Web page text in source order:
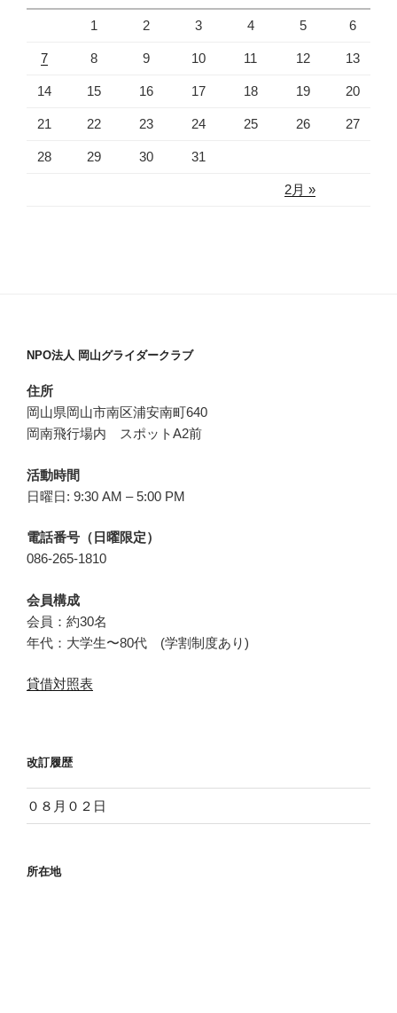
2月 »
1 2 3 4 5 6
7 8 9 10 11 12 13
14 15 16 17 18 19 20
21 22 23 24 25 26 27
28 29 30 31
NPO法人 岡山グライダークラブ
住所
岡山県岡山市南区浦安南町640
岡南飛行場内 スポットA2前
活動時間
日曜日: 9:30 AM – 5:00 PM
電話番号（日曜限定）
086-265-1810
会員構成
会員：約30名
年代：大学生〜80代 (学割制度あり)
貸借対照表
改訂履歴
０８月０２日
所在地